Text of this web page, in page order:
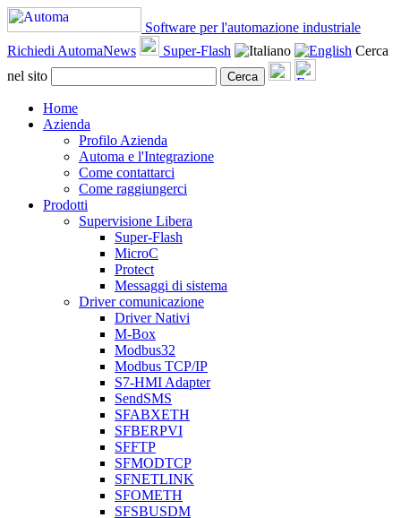
Software per l'automazione industriale
Richiedi AutomaNews
Super-Flash
Cerca
nel sito
Cerca
Home
Azienda
Profilo Azienda
Automa e l'Integrazione
Come contattarci
Come raggiungerci
Prodotti
Supervisione Libera
Super-Flash
MicroC
Protect
Messaggi di sistema
Driver comunicazione
Driver Nativi
M-Box
Modbus32
Modbus TCP/IP
S7-HMI Adapter
SendSMS
SFABXETH
SFBERPVI
SFFTP
SFMODTCP
SFNETLINK
SFOMETH
SFSBUSDM